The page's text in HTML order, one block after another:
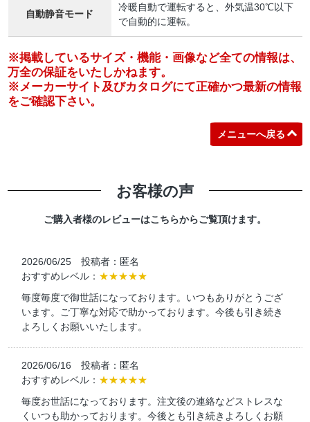
自動静音モード
冷暖自動で運転すると、外気温30℃以下
で自動的に運転。
※掲載しているサイズ・機能・画像など全ての情報は、
万全の保証をいたしかねます。
※メーカーサイト及びカタログにて正確かつ最新の情報
をご確認下さい。
メニューへ戻る
お客様の声
ご購入者様のレビューはこちらからご覧頂けます。
2026/06/25 投稿者：匿名
おすすめレベル： ★★★★★
毎度毎度で御世話になっております。いつもありがとうござ
います。ご丁寧な対応で助かっております。今後も引き続き
よろしくお願いいたします。
2026/06/16 投稿者：匿名
おすすめレベル： ★★★★★
毎度お世話になっております。注文後の連絡などストレスな
くいつも助かっております。今後とも引き続きよろしくお願